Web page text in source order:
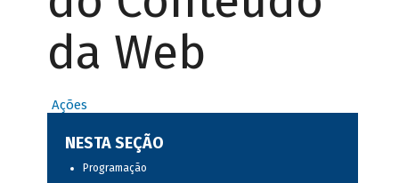
da Web
Ações
NESTA SEÇÃO
Programação